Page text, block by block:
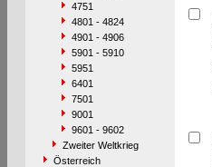
4751
4801 - 4824
4901 - 4906
5901 - 5910
5951
6401
7501
9001
9601 - 9602
Zweiter Weltkrieg
Österreich